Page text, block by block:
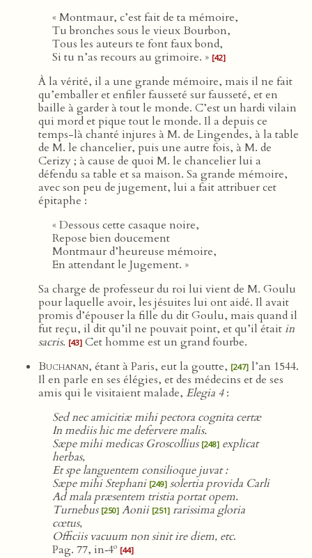
« Montmaur, c’est fait de ta mémoire,
Tu bronches sous le vieux Bourbon,
Tous les auteurs te font faux bond,
Si tu n’as recours au grimoire. » [42]
À la vérité, il a une grande mémoire, mais il ne fait
qu’emballer et enfiler fausseté sur fausseté, et en
baille à garder à tout le monde. C’est un hardi vilain
qui mord et pique tout le monde. Il a depuis ce
temps-là chanté injures à M. de Lingendes, à la table
de M. le chancelier, puis une autre fois, à M. de
Cerizy ; à cause de quoi M. le chancelier lui a
défendu sa table et sa maison. Sa grande mémoire,
avec son peu de jugement, lui a fait attribuer cet
épitaphe :
« Dessous cette casaque noire,
Repose bien doucement
Montmaur d’heureuse mémoire,
En attendant le Jugement. »
Sa charge de professeur du roi lui vient de M. Goulu
pour laquelle avoir, les jésuites lui ont aidé. Il avait
promis d’épouser la fille du dit Goulu, mais quand il
fut reçu, il dit qu’il ne pouvait point, et qu’il était in
sacris. [43] Cet homme est un grand fourbe.
Buchanan, étant à Paris, eut la goutte, [247] l’an 1544.
Il en parle en ses élégies, et des médecins et de ses
amis qui le visitaient malade, Elegia 4:
Sed nec amicitiæ mihi pectora cognita certæ
In mediis hic me defervere malis.
Sæpe mihi medicas Groscollius [248] explicat
herbas,
Et spe languentem consilioque juvat :
Sæpe mihi Stephani [249] solertia provida Carli
Ad mala præsentem tristia portat opem.
Turnebus [250] Aonii [251] rarissima gloria
cœtus,
Officiis vacuum non sinit ire diem, etc.
Pag. 77, in‑4o [44]